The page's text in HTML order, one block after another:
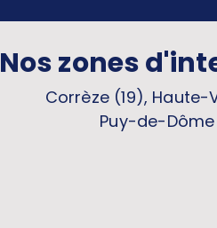
Nos zones
Corrèze (19),
Puy-de-